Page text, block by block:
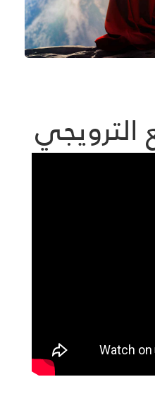
الترويجي